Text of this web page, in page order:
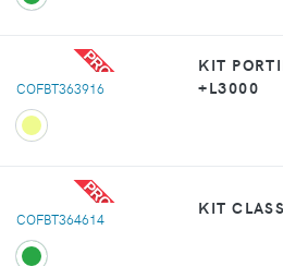
PROMO
COFBT363916
KIT
+L3000
PROMO
COFBT364614
KIT